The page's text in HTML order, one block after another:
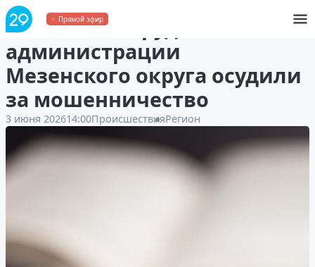
Прямой эфир
Бывшего сотрудника
администрации
Мезенского округа осудили
за мошенничество
3 июня 202614:00ПроисшествияРегион